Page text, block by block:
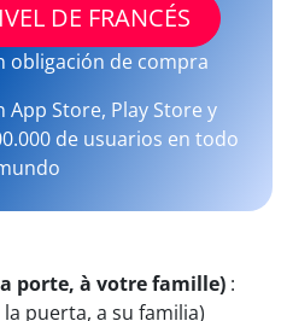
DE FRANCÉS
obligación de compra
App Store, Play Store y
de usuarios en todo
porte, à votre famille) :
puerta, a su familia)